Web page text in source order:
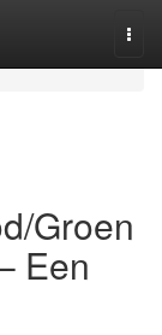
Groen
Een